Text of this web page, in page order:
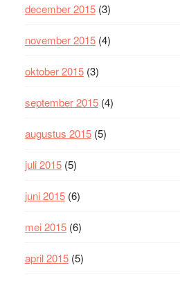
december 2015(3)
november 2015(4)
oktober 2015(3)
september 2015(4)
augustus 2015(5)
juli 2015(5)
juni 2015(6)
mei 2015(6)
april 2015(5)